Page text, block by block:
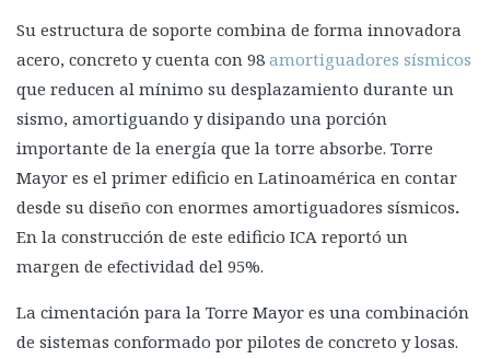
Su estructura de soporte combina de forma innovadora
acero, concreto y cuenta con 98 amortiguadores sísmicos
que reducen al mínimo su desplazamiento durante un
sismo, amortiguando y disipando una porción
importante de la energía que la torre absorbe. Torre
Mayor es el primer edificio en Latinoamérica en contar
desde su diseño con enormes amortiguadores sísmicos.
En la construcción de este edificio ICA reportó un
margen de efectividad del 95%.
La cimentación para la Torre Mayor es una combinación
de sistemas conformado por pilotes de concreto y losas.